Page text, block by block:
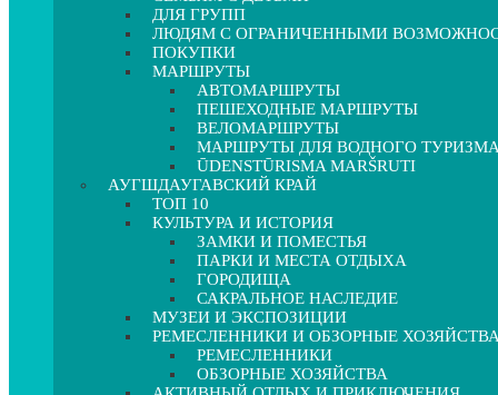
ДЛЯ ГРУПП
ЛЮДЯМ С ОГРАНИЧЕННЫМИ
ПОКУПКИ
МАРШРУТЫ
АВТОМАРШРУТЫ
ПЕШЕХОДНЫЕ МАРШРУТЫ
ВЕЛОМАРШРУТЫ
МАРШРУТЫ ДЛЯ ВОДНОГО ТУРИЗМА
ŪDENSTŪRISMA MARŠRUTI
АУГШДАУГАВСКИЙ КРАЙ
ТОП 10
КУЛЬТУРА И ИСТОРИЯ
ЗАМКИ И ПОМЕСТЬЯ
ПАРКИ И МЕСТА ОТДЫХА
ГОРОДИЩА
САКРАЛЬНОЕ НАСЛЕДИЕ
МУЗЕИ И ЭКСПОЗИЦИИ
РЕМЕСЛЕННИКИ И ОБЗОРНЫЕ ХОЗЯЙСТВА
РЕМЕСЛЕННИКИ
ОБЗОРНЫЕ ХОЗЯЙСТВА